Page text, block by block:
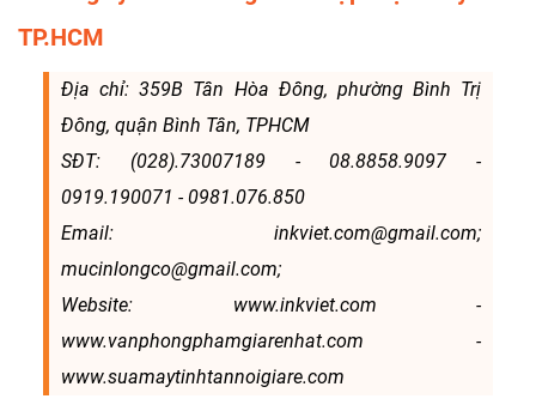
TP.HCM
Địa chỉ: 359B Tân Hòa Đông, phường Bình Trị
Đông, quận Bình Tân, TPHCM
SĐT: (028).73007189 - 08.8858.9097 -
0919.190071 - 0981.076.850
Email: inkviet.com@gmail.com;
mucinlongco@gmail.com;
Website: www.inkviet.com -
www.vanphongphamgiarenhat.com -
www.suamaytinhtannoigiare.com